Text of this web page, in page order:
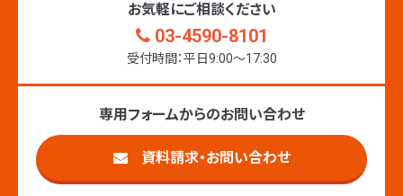
お気軽にご相談ください
03-4590-8101
受付時間：平日9:00〜17:30
専用フォームからのお問い合わせ
資料請求・お問い合わせ